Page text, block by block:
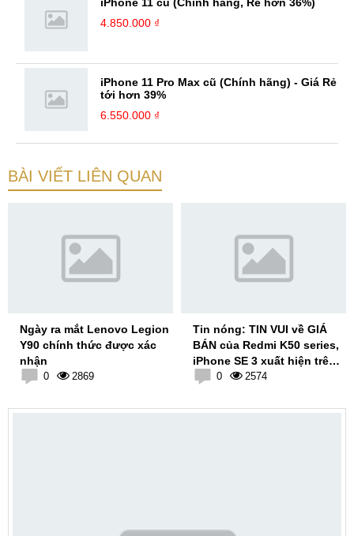
4.850.000 ₫
iPhone 11 Pro Max cũ (Chính hãng) - Giá Rẻ
tới hơn 39%
6.550.000 ₫
BÀI VIẾT LIÊN QUAN
Ngày ra mắt Lenovo Legion
Y90 chính thức được xác
nhận
0 2869
Tin nóng: TIN VUI về GIÁ
BÁN của Redmi K50 series,
iPhone SE 3 xuất hiện trên
web uy tín
0 2574